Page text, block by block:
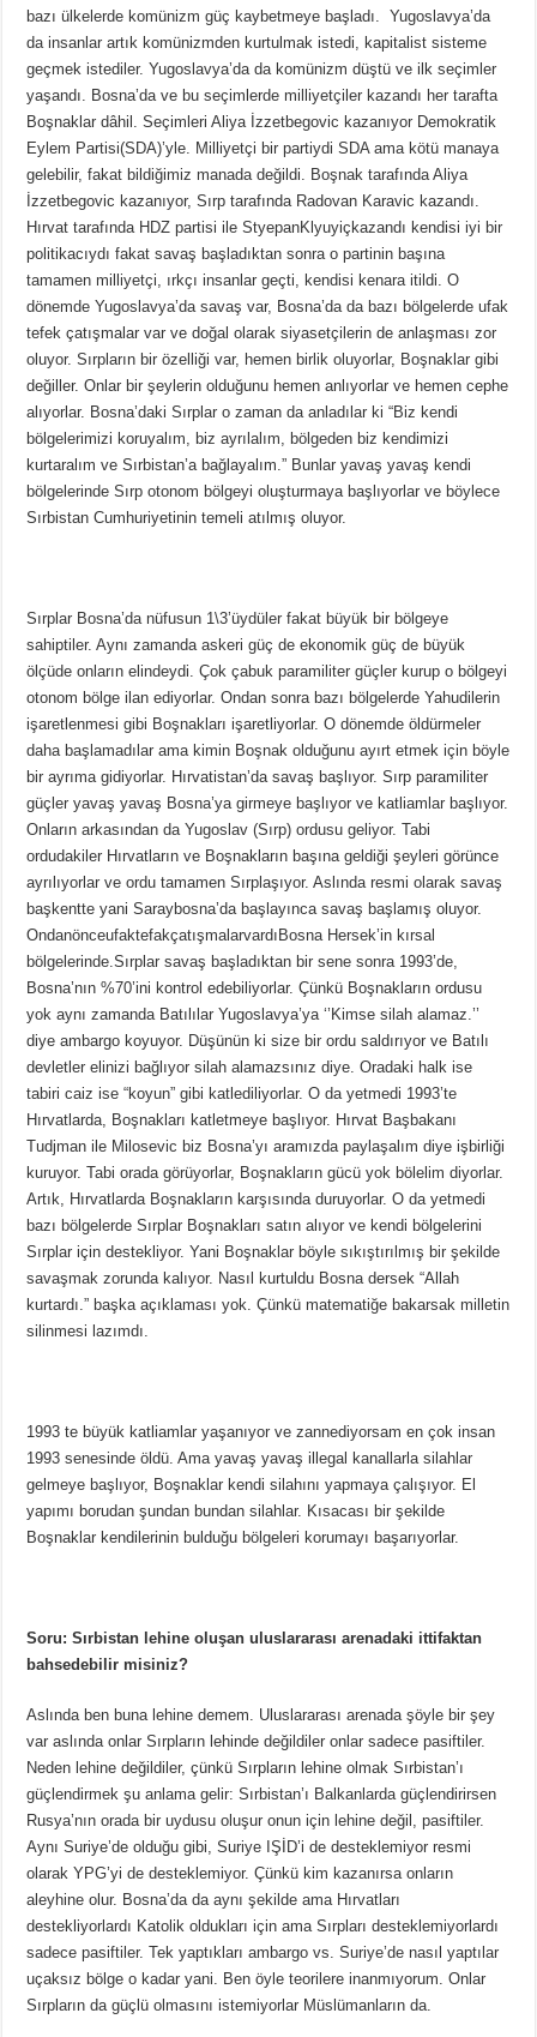
bazı ülkelerde komünizm güç kaybetmeye başladı. Yugoslavya’da
da insanlar artık komünizmden kurtulmak istedi, kapitalist sisteme
geçmek istediler. Yugoslavya’da da komünizm düştü ve ilk seçimler
yaşandı. Bosna’da ve bu seçimlerde milliyetçiler kazandı her tarafta
Boşnaklar dâhil. Seçimleri Aliya İzzetbegovic kazanıyor Demokratik
Eylem Partisi(SDA)’yle. Milliyetçi bir partiydi SDA ama kötü manaya
gelebilir, fakat bildiğimiz manada değildi. Boşnak tarafında Aliya
İzzetbegovic kazanıyor, Sırp tarafında Radovan Karavic kazandı.
Hırvat tarafında HDZ partisi ile StyepanKlyuyiçkazandı kendisi iyi bir
politikacıydı fakat savaş başladıktan sonra o partinin başına
tamamen milliyetçi, ırkçı insanlar geçti, kendisi kenara itildi. O
dönemde Yugoslavya’da savaş var, Bosna’da da bazı bölgelerde ufak
tefek çatışmalar var ve doğal olarak siyasetçilerin de anlaşması zor
oluyor. Sırpların bir özelliği var, hemen birlik oluyorlar, Boşnaklar gibi
değiller. Onlar bir şeylerin olduğunu hemen anlıyorlar ve hemen cephe
alıyorlar. Bosna’daki Sırplar o zaman da anladılar ki “Biz kendi
bölgelerimizi koruyalım, biz ayrılalım, bölgeden biz kendimizi
kurtaralım ve Sırbistan’a bağlayalım.” Bunlar yavaş yavaş kendi
bölgelerinde Sırp otonom bölgeyi oluşturmaya başlıyorlar ve böylece
Sırbistan Cumhuriyetinin temeli atılmış oluyor.
Sırplar Bosna’da nüfusun 1\3’üydüler fakat büyük bir bölgeye
sahiptiler. Aynı zamanda askeri güç de ekonomik güç de büyük
ölçüde onların elindeydi. Çok çabuk paramiliter güçler kurup o bölgeyi
otonom bölge ilan ediyorlar. Ondan sonra bazı bölgelerde Yahudilerin
işaretlenmesi gibi Boşnakları işaretliyorlar. O dönemde öldürmeler
daha başlamadılar ama kimin Boşnak olduğunu ayırt etmek için böyle
bir ayrıma gidiyorlar. Hırvatistan’da savaş başlıyor. Sırp paramiliter
güçler yavaş yavaş Bosna’ya girmeye başlıyor ve katliamlar başlıyor.
Onların arkasından da Yugoslav (Sırp) ordusu geliyor. Tabi
ordudakiler Hırvatların ve Boşnakların başına geldiği şeyleri görünce
ayrılıyorlar ve ordu tamamen Sırplaşıyor. Aslında resmi olarak savaş
başkentte yani Saraybosna’da başlayınca savaş başlamış oluyor.
OndanönceufaktefakçatışmalarvardıBosna Hersek’in kırsal
bölgelerinde.Sırplar savaş başladıktan bir sene sonra 1993’de,
Bosna’nın %70’ini kontrol edebiliyorlar. Çünkü Boşnakların ordusu
yok aynı zamanda Batılılar Yugoslavya’ya ‘’Kimse silah alamaz.’’
diye ambargo koyuyor. Düşünün ki size bir ordu saldırıyor ve Batılı
devletler elinizi bağlıyor silah alamazsınız diye. Oradaki halk ise
tabiri caiz ise “koyun” gibi katlediliyorlar. O da yetmedi 1993’te
Hırvatlarda, Boşnakları katletmeye başlıyor. Hırvat Başbakanı
Tudjman ile Milosevic biz Bosna’yı aramızda paylaşalım diye işbirliği
kuruyor. Tabi orada görüyorlar, Boşnakların gücü yok bölelim diyorlar.
Artık, Hırvatlarda Boşnakların karşısında duruyorlar. O da yetmedi
bazı bölgelerde Sırplar Boşnakları satın alıyor ve kendi bölgelerini
Sırplar için destekliyor. Yani Boşnaklar böyle sıkıştırılmış bir şekilde
savaşmak zorunda kalıyor. Nasıl kurtuldu Bosna dersek “Allah
kurtardı.” başka açıklaması yok. Çünkü matematiğe bakarsak milletin
silinmesi lazımdı.
1993 te büyük katliamlar yaşanıyor ve zannediyorsam en çok insan
1993 senesinde öldü. Ama yavaş yavaş illegal kanallarla silahlar
gelmeye başlıyor, Boşnaklar kendi silahını yapmaya çalışıyor. El
yapımı borudan şundan bundan silahlar. Kısacası bir şekilde
Boşnaklar kendilerinin bulduğu bölgeleri korumayı başarıyorlar.
Soru: Sırbistan lehine oluşan uluslararası arenadaki ittifaktan
bahsedebilir misiniz?
Aslında ben buna lehine demem. Uluslararası arenada şöyle bir şey
var aslında onlar Sırpların lehinde değildiler onlar sadece pasiftiler.
Neden lehine değildiler, çünkü Sırpların lehine olmak Sırbistan’ı
güçlendirmek şu anlama gelir: Sırbistan’ı Balkanlarda güçlendirirsen
Rusya’nın orada bir uydusu oluşur onun için lehine değil, pasiftiler.
Aynı Suriye’de olduğu gibi, Suriye IŞİD’i de desteklemiyor resmi
olarak YPG’yi de desteklemiyor. Çünkü kim kazanırsa onların
aleyhine olur. Bosna’da da aynı şekilde ama Hırvatları
destekliyorlardı Katolik oldukları için ama Sırpları desteklemiyorlardı
sadece pasiftiler. Tek yaptıkları ambargo vs. Suriye’de nasıl yaptılar
uçaksız bölge o kadar yani. Ben öyle teorilere inanmıyorum. Onlar
Sırpların da güçlü olmasını istemiyorlar Müslümanların da.